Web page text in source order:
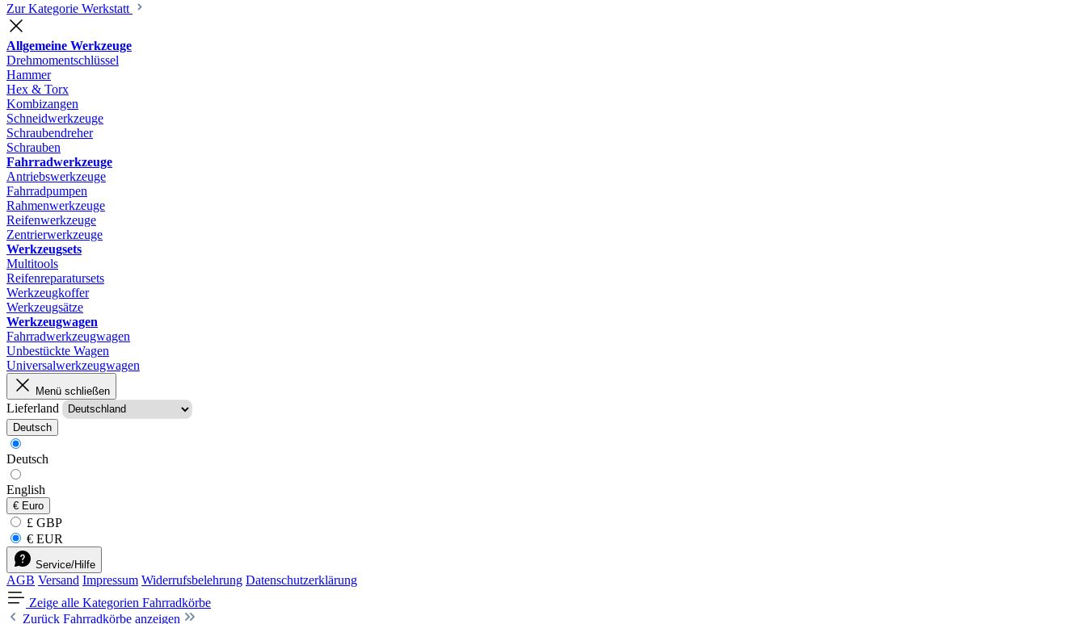
Zur Kategorie Werkstatt
Allgemeine Werkzeuge
Drehmomentschlüssel
Hammer
Hex & Torx
Kombizangen
Schneidwerkzeuge
Schraubendreher
Schrauben
Fahrradwerkzeuge
Antriebswerkzeuge
Fahrradpumpen
Rahmenwerkzeuge
Reifenwerkzeuge
Zentrierwerkzeuge
Werkzeugsets
Multitools
Reifenreparatursets
Werkzeugkoffer
Werkzeugsätze
Werkzeugwagen
Fahrradwerkzeugwagen
Unbestückte Wagen
Universalwerkzeugwagen
Menü schließen
Lieferland
Deutsch
Deutsch
English
€ Euro
£ GBP
€ EUR
Service/Hilfe
AGB Versand Impressum Widerrufsbelehrung Datenschutzerklärung
Zeige alle Kategorien Fahrradkörbe
Zurück Fahrradkörbe anzeigen